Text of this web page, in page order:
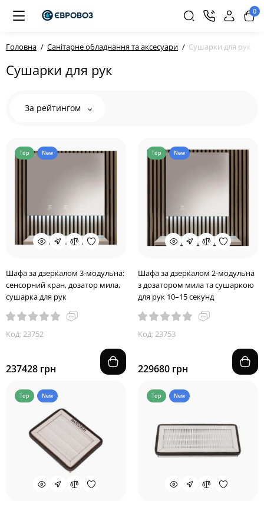
0
Головна Санітарне обладнання та аксесуари Сушарки для рук
Сушарки для рук
За рейтингом
Top New
Шафа за дзеркалом 3-модульна:
сенсорний кран, дозатор мила,
сушарка для рук
Код: 23752
237428 грн
Top New
Шафа за дзеркалом 2-модульна
з дозатором мила та сушаркою
для рук 10–15 секунд
Код: 23753
229680 грн
Top New Top New